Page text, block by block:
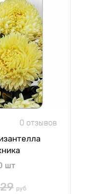
0 отзывов
шт
руб